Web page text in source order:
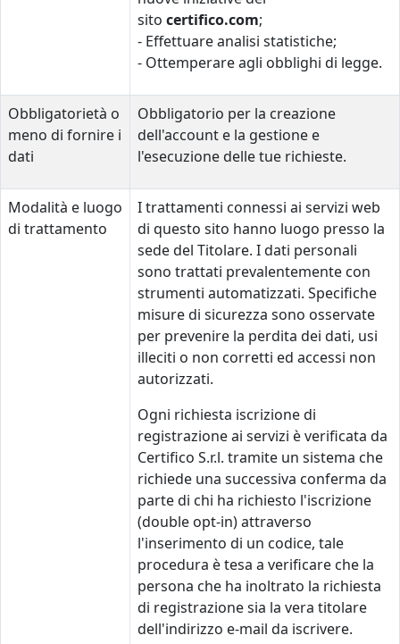
sito certifico.com;
- Effettuare analisi statistiche;
- Ottemperare agli obblighi di legge.
Obbligatorietà o
meno di fornire i
dati
Obbligatorio per la creazione
dell'account e la gestione e
l'esecuzione delle tue richieste.
Modalità e luogo
di trattamento
I trattamenti connessi ai servizi web
di questo sito hanno luogo presso la
sede del Titolare. I dati personali
sono trattati prevalentemente con
strumenti automatizzati. Specifiche
misure di sicurezza sono osservate
per prevenire la perdita dei dati, usi
illeciti o non corretti ed accessi non
autorizzati.
Ogni richiesta iscrizione di
registrazione ai servizi è verificata da
Certifico S.r.l. tramite un sistema che
richiede una successiva conferma da
parte di chi ha richiesto l'iscrizione
(double opt-in) attraverso
l'inserimento di un codice, tale
procedura è tesa a verificare che la
persona che ha inoltrato la richiesta
di registrazione sia la vera titolare
dell'indirizzo e-mail da iscrivere.